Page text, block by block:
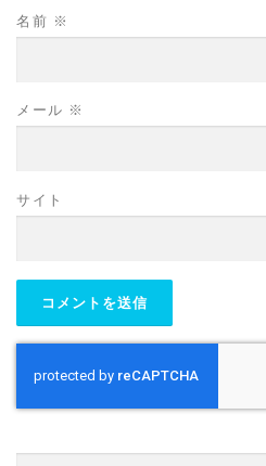
名前 ※
メール ※
サイト